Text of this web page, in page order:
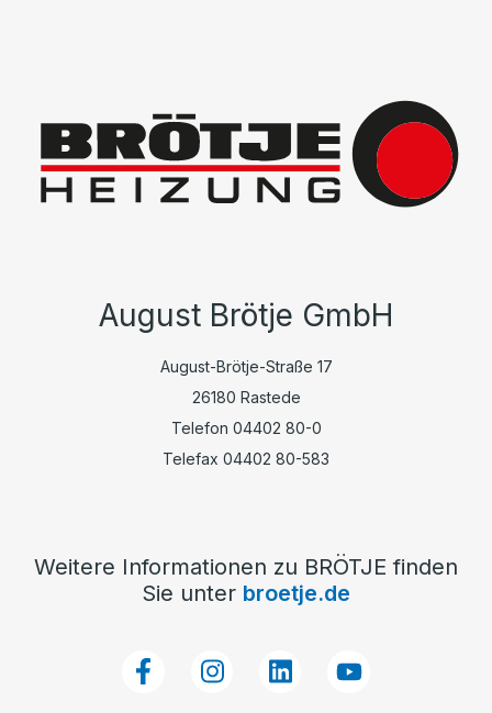
August Brötje GmbH
August-Brötje-Straße 17
26180 Rastede
Telefon 04402 80-0
Telefax 04402 80-583
Weitere Informationen zu BRÖTJE finden
Sie unter broetje.de